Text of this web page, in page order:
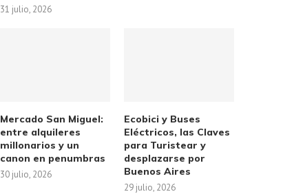
31 julio, 2026
Mercado San Miguel:
entre alquileres
millonarios y un
canon en penumbras
30 julio, 2026
Ecobici y Buses
Eléctricos, las Claves
para Turistear y
desplazarse por
Buenos Aires
29 julio, 2026